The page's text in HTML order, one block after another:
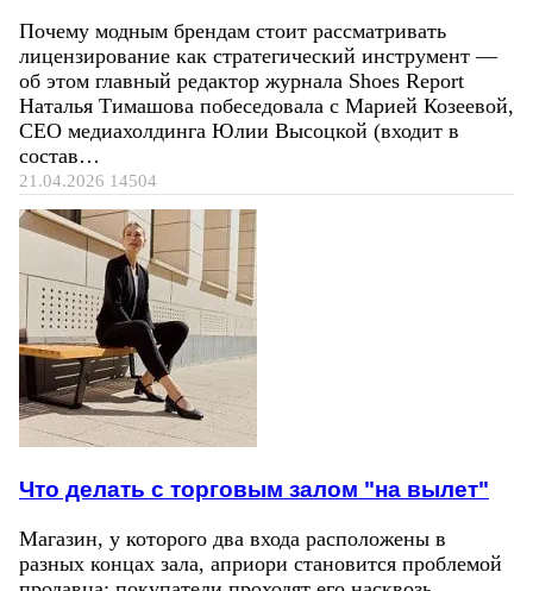
Почему модным брендам стоит рассматривать
лицензирование как стратегический инструмент —
об этом главный редактор журнала Shoes Report
Наталья Тимашова побеседовала с Марией Козеевой,
СЕО медиахолдинга Юлии Высоцкой (входит в
состав…
21.04.2026 14504
Что делать с торговым залом "на вылет"
Магазин, у которого два входа расположены в
разных концах зала, априори становится проблемой